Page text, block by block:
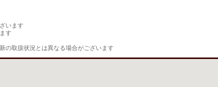
います
す
の取扱状況とは異なる場合がございます